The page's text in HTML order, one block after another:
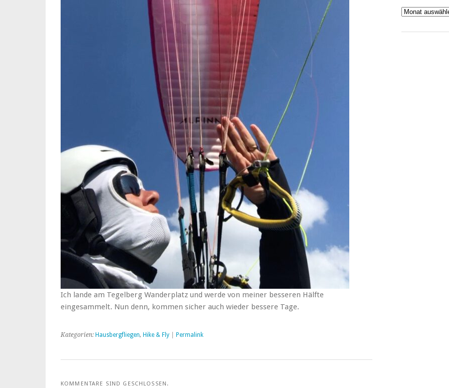
Ich lande am Tegelberg Wanderplatz und werde von meiner besseren Hälfte
eingesammelt. Nun denn, kommen sicher auch wieder bessere Tage.
Kategorien: Hausbergfliegen, Hike & Fly Permalink
KOMMENTARE SIND GESCHLOSSEN.
Archiv